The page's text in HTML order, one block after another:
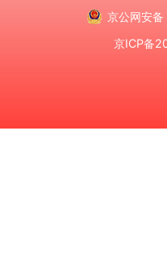
京公网安
京ICP备